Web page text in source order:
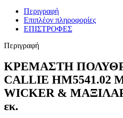
Περιγραφή
Επιπλέον πληροφορίες
ΕΠΙΣΤΡΟΦΕΣ
Περιγραφή
ΚΡΕΜΑΣΤΗ
CALLIE
WICKER &
εκ.